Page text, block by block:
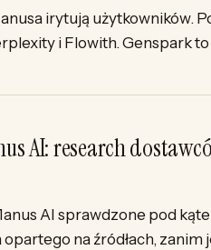
irytują użytkowników.
i Flowith. Genspark
AI: research
AI sprawdzone pod
na źródłach,